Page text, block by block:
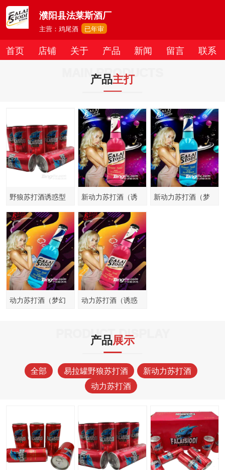
濮阳县法莱斯酒厂
主营：鸡尾酒 已年审
首页 店铺 关于 产品 新闻 留言 联系
MAIN PRODUCTS
产品主打
野狼苏打酒诱惑型
新动力苏打酒（诱
新动力苏打酒（梦
动力苏打酒（梦幻
动力苏打酒（诱惑
PRODUCT DISPLAY
产品展示
全部 易拉罐野狼苏打酒
新动力苏打酒
动力苏打酒